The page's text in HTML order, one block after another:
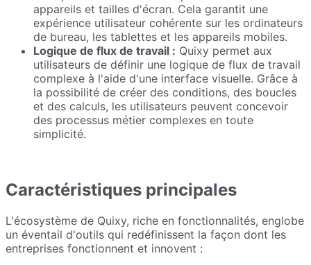
appareils et tailles d'écran. Cela garantit une
expérience utilisateur cohérente sur les ordinateurs
de bureau, les tablettes et les appareils mobiles.
Logique de flux de travail : Quixy permet aux
utilisateurs de définir une logique de flux de travail
complexe à l'aide d'une interface visuelle. Grâce à
la possibilité de créer des conditions, des boucles
et des calculs, les utilisateurs peuvent concevoir
des processus métier complexes en toute
simplicité.
Caractéristiques principales
L'écosystème de Quixy, riche en fonctionnalités, englobe
un éventail d'outils qui redéfinissent la façon dont les
entreprises fonctionnent et innovent :